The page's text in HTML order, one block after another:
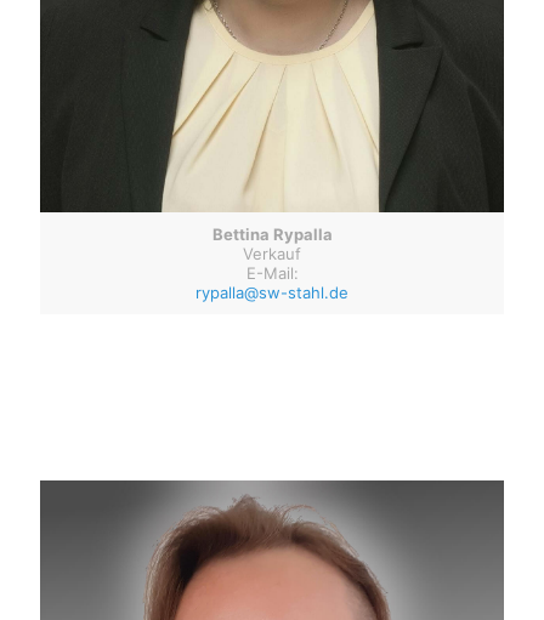
Bettina Rypalla
Verkauf
E-Mail:
rypalla@sw-stahl.de